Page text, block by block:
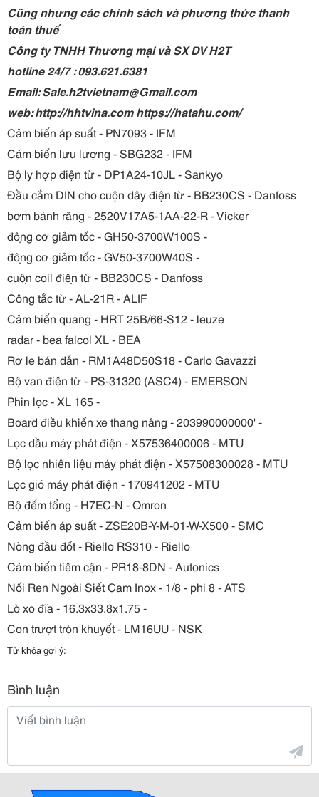
Cũng nhưng các chính sách và phương thức thanh
toán thuế
Công ty TNHH Thương mại và SX DV H2T
hotline 24/7 : 093.621.6381
Email: Sale.h2tvietnam@Gmail.com
web: http://hhtvina.com https://hatahu.com/
Cảm biến áp suất - PN7093 - IFM
Cảm biến lưu lượng - SBG232 - IFM
Bộ ly hợp điện từ - DP1A24-10JL - Sankyo
Đầu cắm DIN cho cuộn dây điện từ - BB230CS - Danfoss
bơm bánh răng - 2520V17A5-1AA-22-R - Vicker
động cơ giảm tốc - GH50-3700W100S -
động cơ giảm tốc - GV50-3700W40S -
cuộn coil điện từ - BB230CS - Danfoss
Công tắc từ - AL-21R - ALIF
Cảm biến quang - HRT 25B/66-S12 - leuze
radar - bea falcol XL - BEA
Rơ le bán dẫn - RM1A48D50S18 - Carlo Gavazzi
Bộ van điện từ - PS-31320 (ASC4) - EMERSON
Phin lọc - XL 165 -
Board điều khiển xe thang nâng - 203990000000' -
Lọc dầu máy phát điện - X57536400006 - MTU
Bộ lọc nhiên liệu máy phát điện - X57508300028 - MTU
Lọc gió máy phát điện - 170941202 - MTU
Bộ đếm tổng - H7EC-N - Omron
Cảm biến áp suất - ZSE20B-Y-M-01-W-X500 - SMC
Nòng đầu đốt - Riello RS310 - Riello
Cảm biến tiệm cận - PR18-8DN - Autonics
Nối Ren Ngoài Siết Cam Inox - 1/8 - phi 8 - ATS
Lò xo đĩa - 16.3x33.8x1.75 -
Con trượt tròn khuyết - LM16UU - NSK
Từ khóa gợi ý:
Bình luận